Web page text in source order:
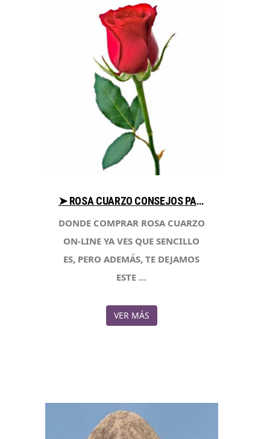
➤ ROSA CUARZO CONSEJOS PARA COMPRAR CON LIBRERIAESOTERICA.NET
DONDE COMPRAR ROSA CUARZO
ON-LINE YA VES QUE SENCILLO
ES, PERO ADEMÁS, TE DEJAMOS
ESTE …
VER MÁS